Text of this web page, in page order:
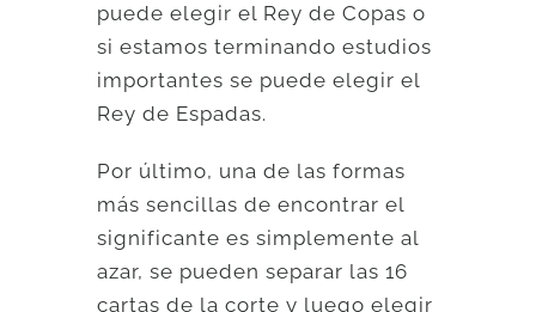
puede elegir el Rey de Copas o
si estamos terminando estudios
importantes se puede elegir el
Rey de Espadas.
Por último, una de las formas
más sencillas de encontrar el
significante es simplemente al
azar, se pueden separar las 16
cartas de la corte y luego elegir